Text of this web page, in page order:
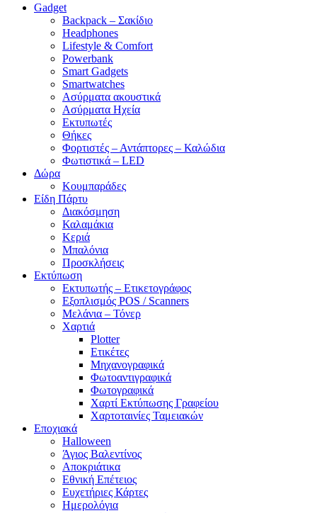
Gadget
Backpack – Σακίδιο
Headphones
Lifestyle & Comfort
Powerbank
Smart Gadgets
Smartwatches
Ασύρματα ακουστικά
Ασύρματα Ηχεία
Εκτυπωτές
Θήκες
Φορτιστές – Αντάπτορες – Καλώδια
Φωτιστικά – LED
Δώρα
Κουμπαράδες
Είδη Πάρτυ
Διακόσμηση
Καλαμάκια
Κεριά
Μπαλόνια
Προσκλήσεις
Εκτύπωση
Εκτυπωτής – Ετικετογράφος
Εξοπλισμός POS / Scanners
Μελάνια – Τόνερ
Χαρτιά
Plotter
Ετικέτες
Μηχανογραφικά
Φωτοαντιγραφικά
Φωτογραφικά
Χαρτί Εκτύπωσης Γραφείου
Χαρτοταινίες Ταμειακών
Εποχιακά
Halloween
Άγιος Βαλεντίνος
Αποκριάτικα
Εθνική Επέτειος
Ευχετήριες Κάρτες
Ημερολόγια